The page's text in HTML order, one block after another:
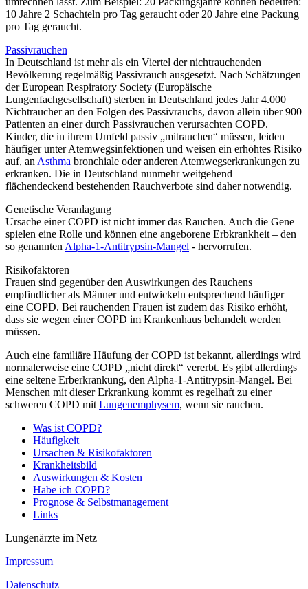
10 Jahre 2 Schachteln pro Tag geraucht oder 20 Jahre eine Packung
pro Tag geraucht.
Passivrauchen
In Deutschland ist mehr als ein Viertel der nichtrauchenden
Bevölkerung regelmäßig Passivrauch ausgesetzt. Nach Schätzungen
der European Respiratory Society (Europäische
Lungenfachgesellschaft) sterben in Deutschland jedes Jahr 4.000
Nichtraucher an den Folgen des Passivrauchs, davon allein über 900
Patienten an einer durch Passivrauchen verursachten COPD.
Kinder, die in ihrem Umfeld passiv „mitrauchen“ müssen, leiden
häufiger unter Atemwegsinfektionen und weisen ein erhöhtes Risiko
auf, an Asthma bronchiale oder anderen Atemwegserkrankungen zu
erkranken. Die in Deutschland nunmehr weitgehend
flächendeckend bestehenden Rauchverbote sind daher notwendig.
Genetische Veranlagung
Ursache einer COPD ist nicht immer das Rauchen. Auch die Gene
spielen eine Rolle und können eine angeborene Erbkrankheit – den
so genannten Alpha-1-Antitrypsin-Mangel - hervorrufen.
Risikofaktoren
Frauen sind gegenüber den Auswirkungen des Rauchens
empfindlicher als Männer und entwickeln entsprechend häufiger
eine COPD. Bei rauchenden Frauen ist zudem das Risiko erhöht,
dass sie wegen einer COPD im Krankenhaus behandelt werden
müssen.
Auch eine familiäre Häufung der COPD ist bekannt, allerdings wird
normalerweise eine COPD „nicht direkt“ vererbt. Es gibt allerdings
eine seltene Erberkrankung, den Alpha-1-Antitrypsin-Mangel. Bei
Menschen mit dieser Erkrankung kommt es regelhaft zu einer
schweren COPD mit Lungenemphysem, wenn sie rauchen.
Was ist COPD?
Häufigkeit
Ursachen & Risikofaktoren
Krankheitsbild
Auswirkungen & Kosten
Habe ich COPD?
Prognose & Selbstmanagement
Links
Lungenärzte im Netz
Impressum
Datenschutz